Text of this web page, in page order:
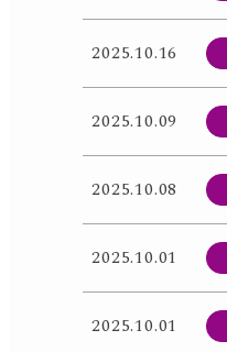
2025.10.16
2025.10.09
2025.10.08
2025.10.01
2025.10.01